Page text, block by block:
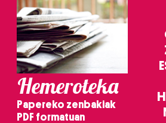
Hemeroteka
Papereko zenbakiak
PDF formatuan